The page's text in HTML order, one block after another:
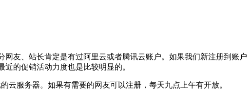
友、站长肯定是有过阿里云或者腾讯云账户。如果我们新注册到账户
的促销活动力度也是比较明显的。
云服务器。如果有需要的网友可以注册，每天九点上午有开放。